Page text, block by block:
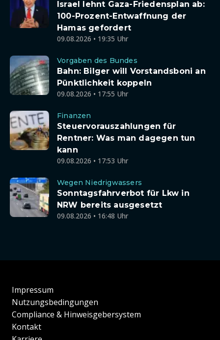
Israel lehnt Gaza-Friedensplan ab:
100-Prozent-Entwaffnung der
Hamas gefordert
09.08.2026 • 19:35 Uhr
Vorgaben des Bundes
Bahn: Bilger will Vorstandsboni an
Pünktlichkeit koppeln
09.08.2026 • 17:55 Uhr
Finanzen
Steuervorauszahlungen für
Rentner: Was man dagegen tun
kann
09.08.2026 • 17:53 Uhr
Wegen Niedrigwassers
Sonntagsfahrverbot für Lkw in
NRW bereits ausgesetzt
09.08.2026 • 16:48 Uhr
Impressum
Nutzungsbedingungen
Compliance & Hinweisgebersystem
Kontakt